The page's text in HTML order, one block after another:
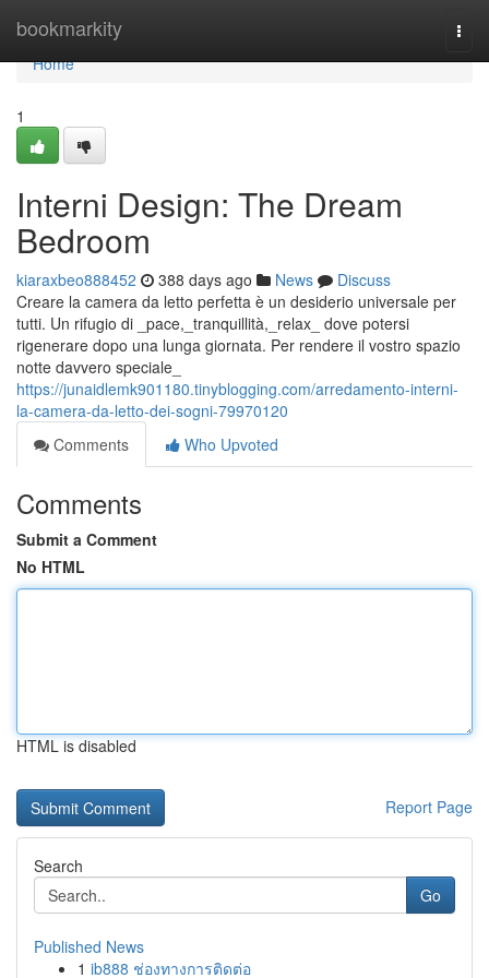
bookmarkity
Home
Home
1
Interni Design: The Dream
Bedroom
kiaraxbeo888452 388 days ago News
Discuss
Creare la camera da letto perfetta è un desiderio universale per
tutti. Un rifugio di _pace,_tranquillità,_relax_ dove potersi
rigenerare dopo una lunga giornata. Per rendere il vostro spazio
notte davvero speciale_
https://junaidlemk901180.tinyblogging.com/arredamento-interni-
la-camera-da-letto-dei-sogni-79970120
Comments
Who Upvoted
Comments
Submit a Comment
No HTML
HTML is disabled
Report Page
Search
Go
Published News
1 ib888 ช่องทางการติดต่อ